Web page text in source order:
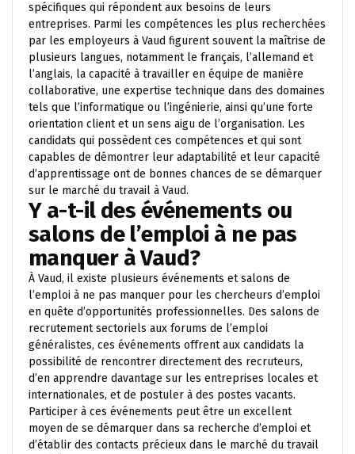
spécifiques qui répondent aux besoins de leurs
entreprises. Parmi les compétences les plus recherchées
par les employeurs à Vaud figurent souvent la maîtrise de
plusieurs langues, notamment le français, l’allemand et
l’anglais, la capacité à travailler en équipe de manière
collaborative, une expertise technique dans des domaines
tels que l’informatique ou l’ingénierie, ainsi qu’une forte
orientation client et un sens aigu de l’organisation. Les
candidats qui possèdent ces compétences et qui sont
capables de démontrer leur adaptabilité et leur capacité
d’apprentissage ont de bonnes chances de se démarquer
sur le marché du travail à Vaud.
Y a-t-il des événements ou
salons de l’emploi à ne pas
manquer à Vaud?
À Vaud, il existe plusieurs événements et salons de
l’emploi à ne pas manquer pour les chercheurs d’emploi
en quête d’opportunités professionnelles. Des salons de
recrutement sectoriels aux forums de l’emploi
généralistes, ces événements offrent aux candidats la
possibilité de rencontrer directement des recruteurs,
d’en apprendre davantage sur les entreprises locales et
internationales, et de postuler à des postes vacants.
Participer à ces événements peut être un excellent
moyen de se démarquer dans sa recherche d’emploi et
d’établir des contacts précieux dans le marché du travail